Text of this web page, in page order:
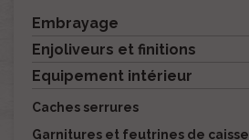
Embrayage
Enjoliveurs et finitions
Equipement intérieur
Caches serrures
Garnitures et feutrines de caisse